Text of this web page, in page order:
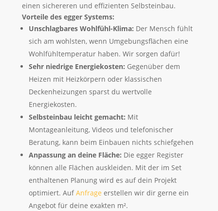
einen sichereren und effizienten Selbsteinbau.
Vorteile des egger Systems:
Unschlagbares Wohlfühl-Klima: Der Mensch fühlt
sich am wohlsten, wenn Umgebungsflächen eine
Wohlfühltemperatur haben. Wir sorgen dafür!
Sehr niedrige Energiekosten: Gegenüber dem
Heizen mit Heizkörpern oder klassischen
Deckenheizungen sparst du wertvolle
Energiekosten.
Selbsteinbau leicht gemacht: Mit
Montageanleitung, Videos und telefonischer
Beratung, kann beim Einbauen nichts schiefgehen
Anpassung an deine Fläche: Die egger Register
können alle Flächen auskleiden. Mit der im Set
enthaltenen Planung wird es auf dein Projekt
optimiert. AufAnfrage erstellen wir dir gerne ein
Angebot für deine exakten m².